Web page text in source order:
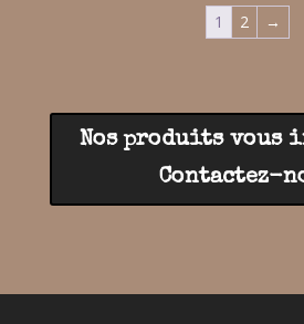
1 2 →
Nos produits vous
Contactez-